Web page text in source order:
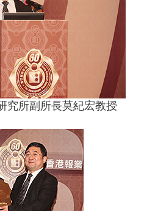
究所副所長莫紀宏教授